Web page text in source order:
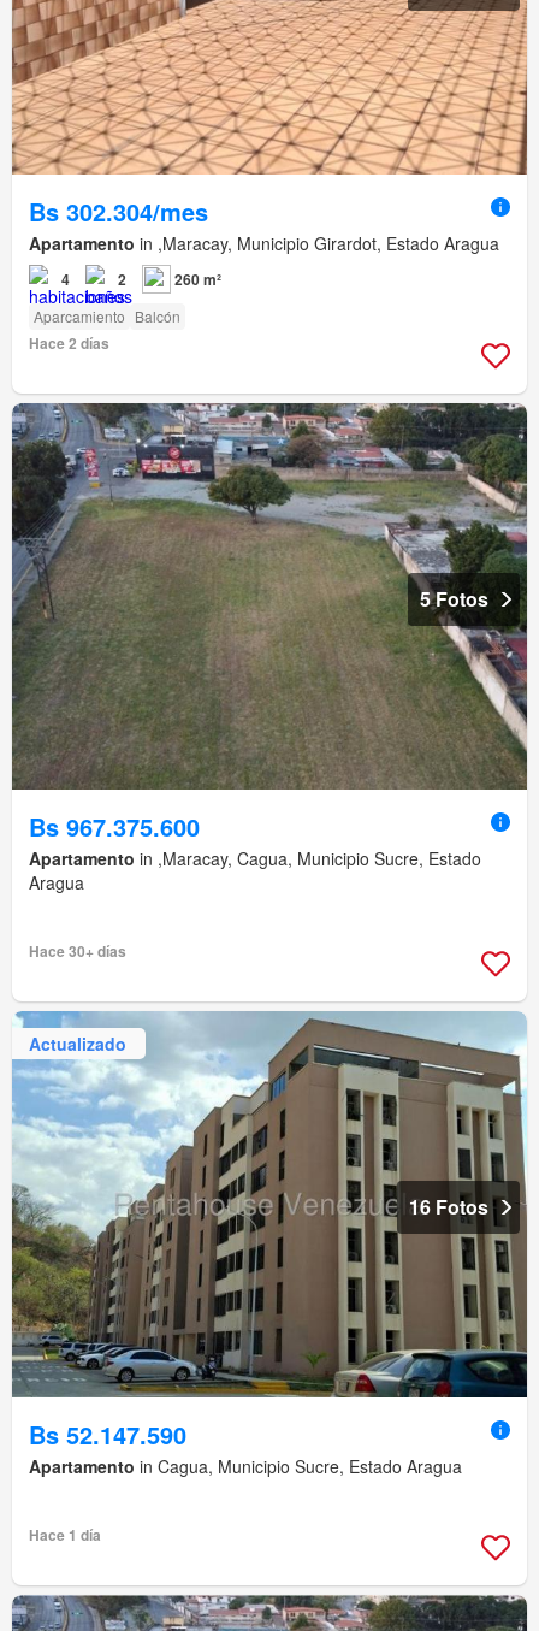
Bs 302.304/mes
Apartamento in ,Maracay, Municipio Girardot, Estado Aragua
4 2 260 m²
Aparcamiento Balcón
Hace 2 días
5 Fotos
Bs 967.375.600
Apartamento in ,Maracay, Cagua, Municipio Sucre, Estado
Aragua
Hace 30+ días
Actualizado
16 Fotos
Bs 52.147.590
Apartamento in Cagua, Municipio Sucre, Estado Aragua
Hace 1 día